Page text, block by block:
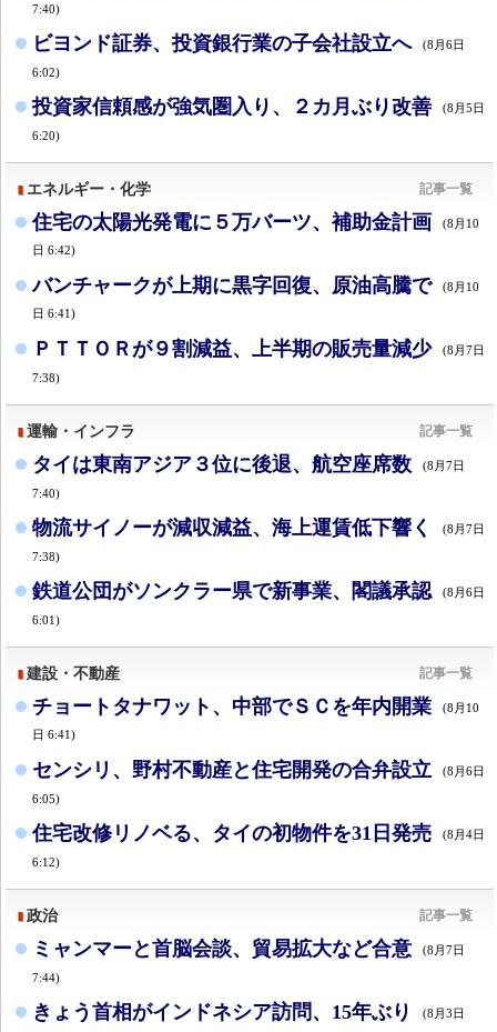
7:40)
ビヨンド証券、投資銀行業の子会社設立へ (8月6日
6:02)
投資家信頼感が強気圏入り、２カ月ぶり改善 (8月5日
6:20)
エネルギー・化学 記事一覧
住宅の太陽光発電に５万バーツ、補助金計画
(8月10
日 6:42)
バンチャークが上期に黒字回復、原油高騰で
(8月10
日 6:41)
ＰＴＴＯＲが９割減益、上半期の販売量減少 (8月7日
7:38)
運輸・インフラ 記事一覧
タイは東南アジア３位に後退、航空座席数 (8月7日
7:40)
物流サイノーが減収減益、海上運賃低下響く (8月7日
7:38)
鉄道公団がソンクラー県で新事業、閣議承認 (8月6日
6:01)
建設・不動産 記事一覧
チョートタナワット、中部でＳＣを年内開業
(8月10
日 6:41)
センシリ、野村不動産と住宅開発の合弁設立 (8月6日
6:05)
住宅改修リノベる、タイの初物件を31日発売 (8月4日
6:12)
政治 記事一覧
ミャンマーと首脳会談、貿易拡大など合意 (8月7日
7:44)
きょう首相がインドネシア訪問、15年ぶり (8月3日